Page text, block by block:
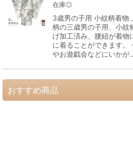
在庫◎
3歳男の子用 小紋柄着物
柄の三歳男の子用、小紋
げ加工済み、腰紐が着物
に着ることができます。
やお遊戯会などにいかが
おすすめ商品